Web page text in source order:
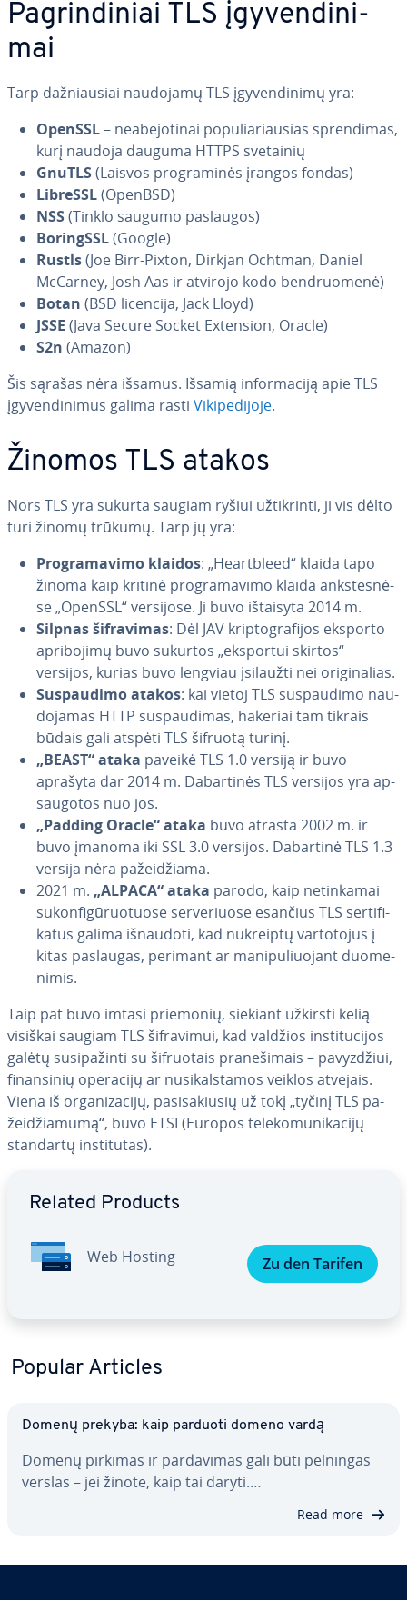
Pag­rin­di­niai TLS įgy­ven­di­ni­
mai
Tarp daž­niau­siai naudojamų TLS įgy­ven­di­ni­mų yra:
OpenSSL– ne­abe­jo­ti­nai po­pu­lia­riau­sias spren­di­mas,
kurį naudoja dauguma HTTPS svetainių
GnuTLS(Laisvos prog­ra­mi­nės įrangos fondas)
LibreSSL(OpenBSD)
NSS(Tinklo saugumo paslaugos)
BoringSSL(Google)
Rustls(Joe Birr-Pixton, Dirkjan Ochtman, Daniel
McCarney, Josh Aas ir atvirojo kodo bend­ruo­me­nė)
Botan (BSD licencija, Jack Lloyd)
JSSE (Java Secure Socket Extension, Oracle)
S2n (Amazon)
Šis sąrašas nėra išsamus. Išsamią in­for­ma­ci­ją apie TLS
įgy­ven­di­ni­mus galima rasti Vi­ki­pe­di­jo­je.
Žinomos TLS atakos
Nors TLS yra sukurta saugiam ryšiui už­tik­rin­ti, ji vis dėlto
turi žinomų trūkumų. Tarp jų yra:
Prog­ra­ma­vi­mo klaidos: „He­artb­le­ed“ klaida tapo
žinoma kaip kritinė prog­ra­ma­vi­mo klaida anks­tes­nė­
se „OpenSSL“ versijose. Ji buvo ištaisyta 2014 m.
Silpnas šif­ra­vi­mas: Dėl JAV krip­to­gra­fi­jos eksporto
ap­ri­bo­ji­mų buvo sukurtos „eksportui skirtos“
versijos, kurias buvo lengviau įsilaužti nei ori­gi­na­lias.
Su­spau­di­mo atakos: kai vietoj TLS su­spau­di­mo nau­
do­ja­mas HTTP su­spau­di­mas, hakeriai tam tikrais
būdais gali atspėti TLS šifruotą turinį.
„BEAST“ ataka paveikė TLS 1.0 versiją ir buvo
aprašyta dar 2014 m. Da­bar­ti­nės TLS versijos yra ap­
sau­go­tos nuo jos.
„Padding Oracle“ ataka buvo atrasta 2002 m. ir
buvo įmanoma iki SSL 3.0 versijos. Dabartinė TLS 1.3
versija nėra pa­žei­džia­ma.
2021 m. „ALPACA“ ataka parodo, kaip ne­tin­ka­mai
su­kon­fi­gū­ruo­tuo­se ser­ve­riuo­se esančius TLS ser­ti­fi­
ka­tus galima išnaudoti, kad nukreiptų var­to­to­jus į
kitas paslaugas, perimant ar ma­ni­pu­liuo­jant duo­me­
ni­mis.
Taip pat buvo imtasi priemonių, siekiant užkirsti kelią
visiškai saugiam TLS šif­ra­vi­mui, kad valdžios ins­ti­tu­ci­jos
galėtų su­si­pa­žin­ti su šif­ruo­tais pra­ne­ši­mais – pa­vyz­džiui,
fi­nan­si­nių operacijų ar nu­si­kals­ta­mos veiklos atvejais.
Viena iš or­ga­ni­za­ci­jų, pa­si­sa­kiu­sių už tokį „tyčinį TLS pa­
žei­džia­mu­mą“, buvo ETSI (Europos te­le­ko­mu­ni­ka­ci­jų
standartų ins­ti­tu­tas).
Related Products
Web Hosting Zu den Tarifen
Popular Articles
Domenų prekyba: kaip parduoti domeno vardą
Domenų pirkimas ir par­da­vi­mas gali būti pelningas
verslas – jei žinote, kaip tai daryti.…
Read more